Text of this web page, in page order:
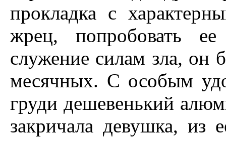
прокладка с
жрец, попробовать
служение силам зла, он
месячных. С особым
груди дешевенький
закричала девушка, из